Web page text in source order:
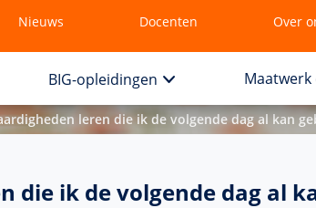
Nieuws Docenten Over
BIG-opleidingen
leren die ik de volgende dag al kan
die ik de volgende dag al